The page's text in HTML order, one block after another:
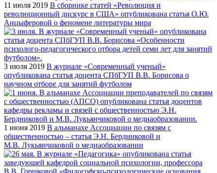
11 июля 2019 В сборнике статей «Революция и
революционный дискурс в США» опубликована статья О.Ю.
Анцыферовой о феномене литературы мира
3 июля 2019 В журнале «Современный ученый»
опубликована статья доцента СПбГУП В.В. Борисова о
научном отборе для занятий футболом
1 июня 2019 В альманахе Ассоциации по связям с
общественностью – статья Э.Н. Бердниковой и
М.В. Лукьянчиковой о медиаобразовании